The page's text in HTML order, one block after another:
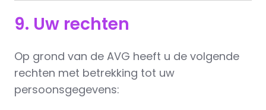
9. Uw rechten
Op grond van de AVG heeft u de volgende
rechten met betrekking tot uw
persoonsgegevens: